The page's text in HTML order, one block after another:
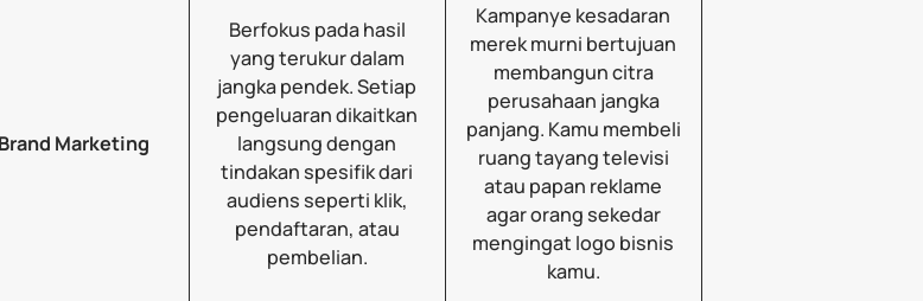
Marketing
Berfokus pada hasil
yang terukur dalam
jangka pendek. Setiap
pengeluaran dikaitkan
langsung dengan
tindakan spesifik dari
audiens seperti klik,
pendaftaran, atau
pembelian.
Kampanye kesadaran
merek murni bertujuan
membangun citra
perusahaan jangka
panjang. Kamu membeli
ruang tayang televisi
atau papan reklame
agar orang sekedar
mengingat logo bisnis
kamu.